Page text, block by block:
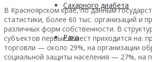
Сахарного диабета
Рака
В Красноярском крае, по данным
статистики, более 60 тыс. организаций и
различных форм собственности. В
субъектов первые 6 мест приходится на:
торговли — около 29%, на организации
социальной защиты населения — 27%, на